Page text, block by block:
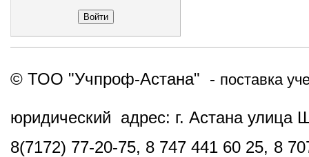
© ТОО "Учпроф-Астана" - поставка
юридический адрес: г. Астана
8(7172) 77-20-75, 8 747 441 60 25, 8